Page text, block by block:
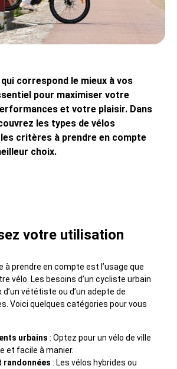
correspond le mieux à vos
pour maximiser votre
et votre plaisir. Dans
les types de vélos
critères à prendre en compte
choix.
votre utilisation
à prendre en compte est l’usage que
vélo. Les besoins d’un cycliste urbain
vététiste ou d’un adepte de
Voici quelques catégories pour vous
urbains : Optez pour un vélo de ville
et facile à manier.
randonnées : Les vélos hybrides ou